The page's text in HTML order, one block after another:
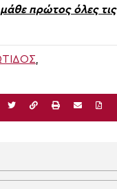
πρώτος όλες τις